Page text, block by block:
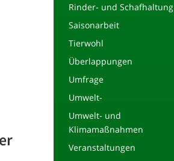
Rinder- und Schafhaltung
Saisonarbeit
Tierwohl
Überlappungen
Umfrage
Umwelt-
Umwelt- und
Klimamaßnahmen
Veranstaltungen